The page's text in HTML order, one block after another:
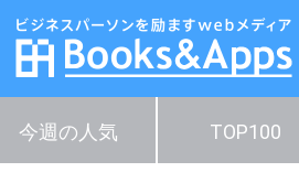
今週の人気 TOP100